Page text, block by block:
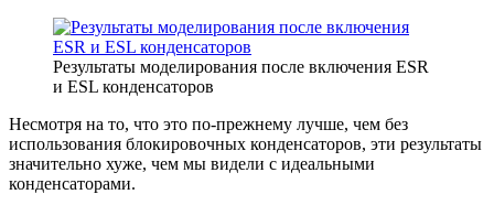
Результаты моделирования после включения ESR
и ESL конденсаторов
Несмотря на то, что это по-прежнему лучше, чем без
использования блокировочных конденсаторов, эти результаты
значительно хуже, чем мы видели с идеальными
конденсаторами.